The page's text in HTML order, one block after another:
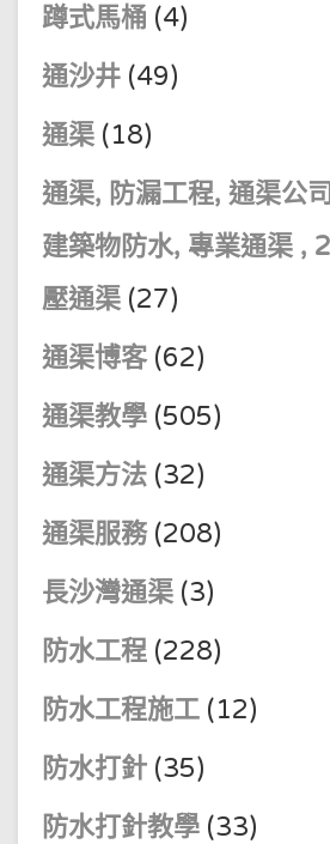
蹲式馬桶 (4)
通沙井 (49)
通渠 (18)
通渠, 防漏工程, 通渠公
建築物防水, 專業通渠 ,
壓通渠 (27)
通渠博客(62)
通渠教學 (505)
通渠方法 (32)
通渠服務(208)
長沙灣通渠 (3)
防水工程 (228)
防水工程施工 (12)
防水打針 (35)
防水打針教學 (33)